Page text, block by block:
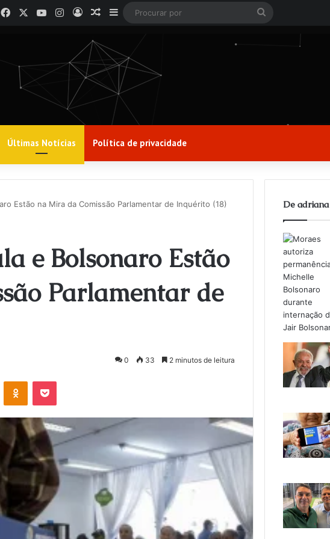
FacebookYouTubeInstagram
EntrarArtigo aleatório
Barra Lateral
Últimas Notícias Política de privacidade
Estão na Mira da Comissão Parlamentar de Inquérito (18)
e Bolsonaro Estão
Parlamentar de
0 33 2 minutos de leitura
OK Pocket
De adriana